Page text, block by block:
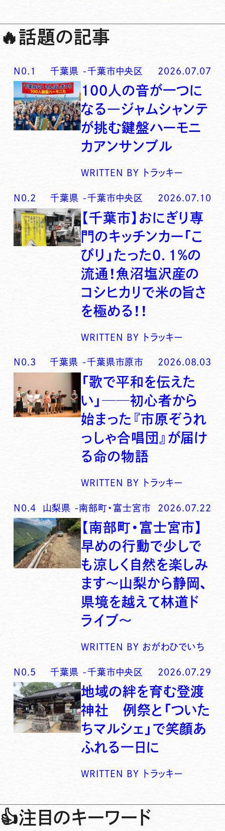
🔥話題の記事
N0. 1 千葉県 -千葉市中央区 2026.07.07
100人の音が一つに
なる―ジャムシャンテ
が挑む鍵盤ハーモニ
カアンサンブル
WRITTEN BY トラッキー
N0. 2 千葉県 -千葉市中央区 2026.07.10
【千葉市】おにぎり専
門のキッチンカー「こ
びり」たった0．1％の
流通！魚沼塩沢産の
コシヒカリで米の旨さ
を極める！！
WRITTEN BY トラッキー
N0. 3 千葉県 -千葉県市原市 2026.08.03
「歌で平和を伝えた
い」──初心者から
始まった『市原ぞうれ
っしゃ合唱団』が届け
る命の物語
WRITTEN BY トラッキー
N0.4 山梨県 -南部町・富士宮市 2026.07.22
【南部町・富士宮市】
早めの行動で少しで
も涼しく自然を楽しみ
ます〜山梨から静岡、
県境を越えて林道ド
ライブ〜
WRITTEN BY おがわひでいち
N0. 5 千葉県 -千葉市中央区 2026.07.29
地域の絆を育む登渡
神社 例祭と「ついた
ちマルシェ」で笑顔あ
ふれる一日に
WRITTEN BY トラッキー
👍注目のキーワード